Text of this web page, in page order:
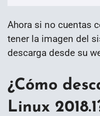
Ahora si no cuentas
tener la imagen del
descarga desde su
¿Cómo
Linux